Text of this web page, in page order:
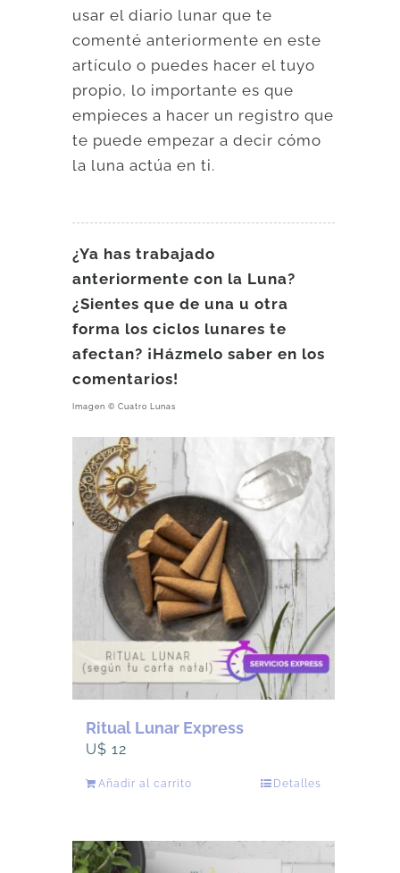
usar el diario lunar que te
comenté anteriormente en este
artículo o puedes hacer el tuyo
propio, lo importante es que
empieces a hacer un registro que
te puede empezar a decir cómo
la luna actúa en ti.
¿Ya has trabajado
anteriormente con la Luna?
¿Sientes que de una u otra
forma los ciclos lunares te
afectan? ¡Házmelo saber en los
comentarios!
Imagen © Cuatro Lunas
Ritual Lunar Express
U$12
Añadir al carrito Detalles